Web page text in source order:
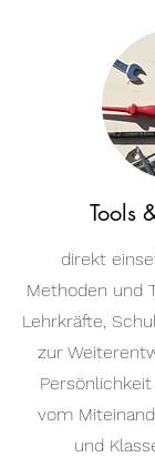
Tools
direkt
Methoden und
Lehrkräfte,
zur
vom
und